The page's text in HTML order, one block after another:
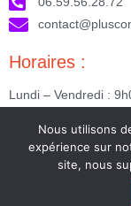
Horaires :
Lundi – Vendredi :
Nous suivre :
Nous utilisons
expérience sur
site, nous